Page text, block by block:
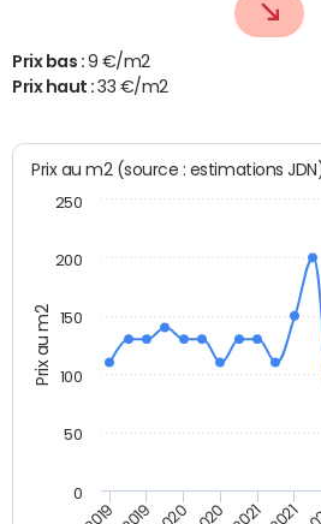
Prix bas : 9 €/m2
Prix haut :33 €/m2
Prix au m2
Prix au m2 (source : estimations
0
50
100
150
200
250